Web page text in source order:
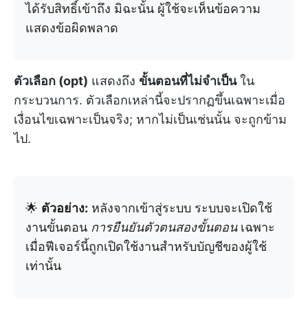
ได้รับสิทธิ์เข้าถึง มิฉะนั้น ผู้ใช้จะเห็นข้อความ
แสดงข้อผิดพลาด
ตัวเลือก (opt) แสดงถึง ขั้นตอนที่ไม่จำเป็นใน
กระบวนการ. ตัวเลือกเหล่านี้จะปรากฏขึ้นเฉพาะเมื่อ
เงื่อนไขเฉพาะเป็นจริง; หากไม่เป็นเช่นนั้น จะถูกข้าม
ไป.
🌟 ตัวอย่าง: หลังจากเข้าสู่ระบบ ระบบจะเปิดใช้
งานขั้นตอน การยืนยันตัวตนสองขั้นตอนเฉพาะ
เมื่อฟีเจอร์นี้ถูกเปิดใช้งานสำหรับบัญชีของผู้ใช้
เท่านั้น